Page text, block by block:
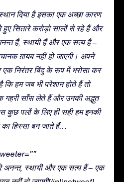
दिया है इसका एक अच्छा कारण
सितारे करोड़ो सालों से रहे हैं और
हैं, स्थायी हैं और एक सत्य हैं –
ग़ायब नहीं हो जाएगी। अपने
एक निरंतर बिंदु के रूप में भरोसा कर
हम जब भी परेशान होते हैं तो
साँस लेते हैं और उनकी अद्भुत
कुछ पलों के लिए ही सही हम इनकी
हिस्सा बन जाते हैं…
अनन्त, स्थायी और एक सत्य हैं – एक